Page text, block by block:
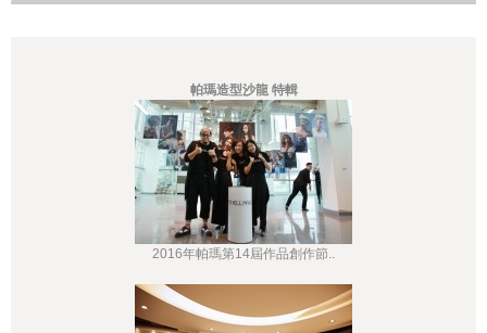
帕瑪造型沙龍 特輯
2016年帕瑪第14屆作品創作節..